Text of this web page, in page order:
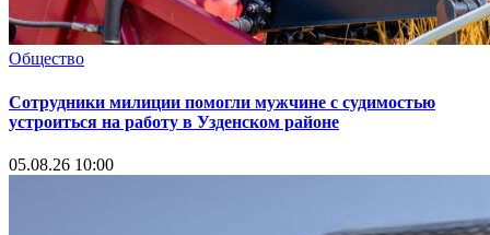
Общество
Сотрудники милиции помогли мужчине с судимостью
устроиться на работу в Узденском районе
05.08.26 10:00